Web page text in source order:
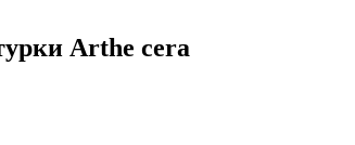
Arthe cera